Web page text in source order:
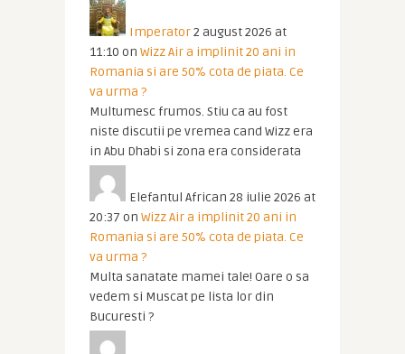
Imperator2 august 2026 at
11:10 on Wizz Air a implinit 20 ani in
Romania si are 50% cota de piata. Ce
va urma ?
Multumesc frumos. Stiu ca au fost
niste discutii pe vremea cand Wizz era
in Abu Dhabi si zona era considerata
Elefantul African 28 iulie 2026 at
20:37 on Wizz Air a implinit 20 ani in
Romania si are 50% cota de piata. Ce
va urma ?
Multa sanatate mamei tale! Oare o sa
vedem si Muscat pe lista lor din
Bucuresti ?